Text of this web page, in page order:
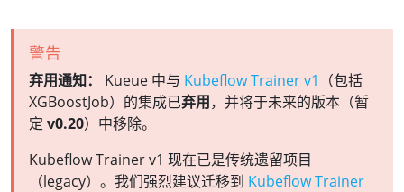
警告
弃用通知： Kueue 中与 Kubeflow Trainer v1
（包括
XGBoostJob）的集成已弃用，并将于未来的版本（暂
定 v0.20）中移除。
Kubeflow Trainer v1 现在已是传统遗留项目
（legacy）。我们强烈建议迁移到 Kubeflow Trainer